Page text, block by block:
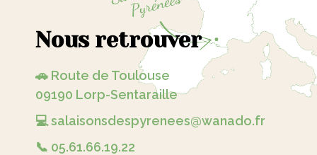
Nous retrouver
🚗 Route de Toulouse
09190 Lorp-Sentaraille
💻 salaisonsdespyrenees@wanado.fr
📞 05.61.66.19.22